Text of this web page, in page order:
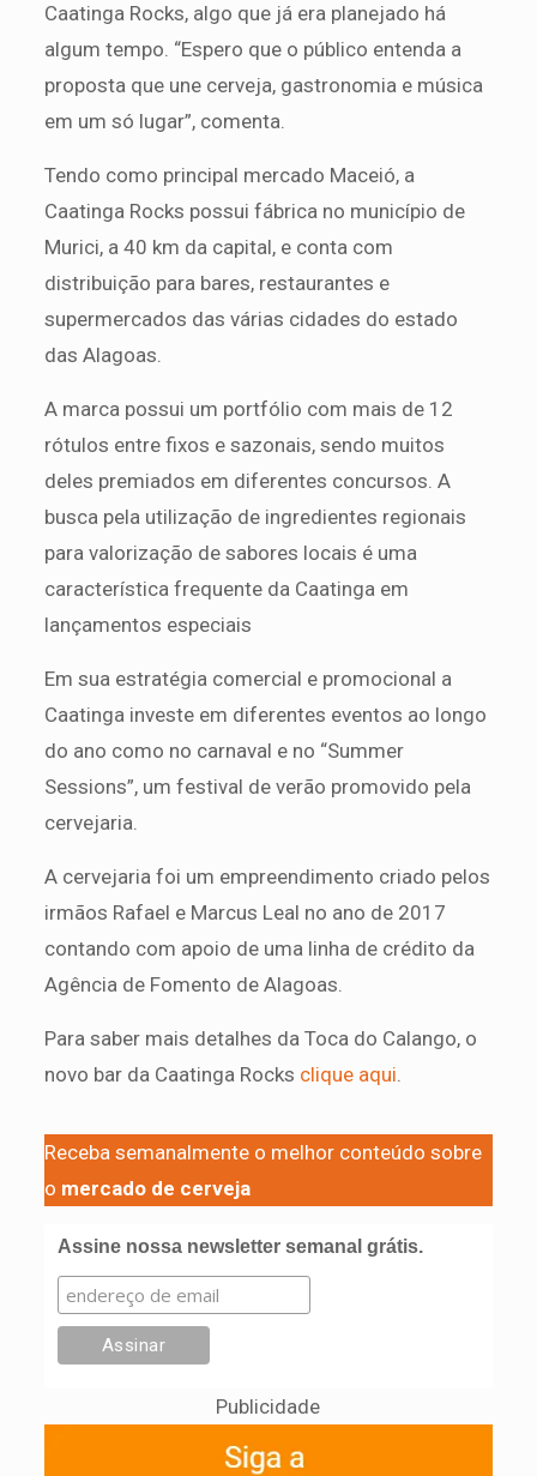
Caatinga Rocks, algo que já era planejado há
algum tempo. “Espero que o público entenda a
proposta que une cerveja, gastronomia e música
em um só lugar”, comenta.
Tendo como principal mercado Maceió, a
Caatinga Rocks possui fábrica no município de
Murici, a 40 km da capital, e conta com
distribuição para bares, restaurantes e
supermercados das várias cidades do estado
das Alagoas.
A marca possui um portfólio com mais de 12
rótulos entre fixos e sazonais, sendo muitos
deles premiados em diferentes concursos. A
busca pela utilização de ingredientes regionais
para valorização de sabores locais é uma
característica frequente da Caatinga em
lançamentos especiais
Em sua estratégia comercial e promocional a
Caatinga investe em diferentes eventos ao longo
do ano como no carnaval e no “Summer
Sessions”, um festival de verão promovido pela
cervejaria.
A cervejaria foi um empreendimento criado pelos
irmãos Rafael e Marcus Leal no ano de 2017
contando com apoio de uma linha de crédito da
Agência de Fomento de Alagoas.
Para saber mais detalhes da Toca do Calango, o
novo bar da Caatinga Rocks clique aqui.
Receba semanalmente o melhor conteúdo sobre
o mercado de cerveja
Assine nossa newsletter semanal grátis.
Publicidade